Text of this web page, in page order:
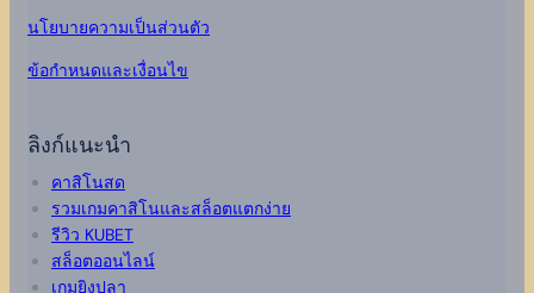
นโยบายความเป็นส่วนตัว
ข้อกำหนดและเงื่อนไข
ลิงก์แนะนำ
คาสิโนสด
รวมเกมคาสิโนและสล็อตแตกง่าย
รีวิว KUBET
สล็อตออนไลน์
เกมยิงปลา